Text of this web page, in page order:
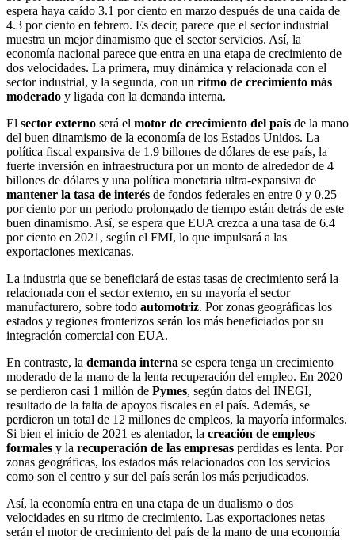
espera haya caído 3.1 por ciento en marzo después de una caída de
4.3 por ciento en febrero. Es decir, parece que el sector industrial
muestra un mejor dinamismo que el sector servicios. Así, la
economía nacional parece que entra en una etapa de crecimiento de
dos velocidades. La primera, muy dinámica y relacionada con el
sector industrial, y la segunda, con un ritmo de crecimiento más
moderado y ligada con la demanda interna.
El sector externo será el motor de crecimiento del país de la mano
del buen dinamismo de la economía de los Estados Unidos. La
política fiscal expansiva de 1.9 billones de dólares de ese país, la
fuerte inversión en infraestructura por un monto de alrededor de 4
billones de dólares y una política monetaria ultra-expansiva de
mantener la tasa de interés de fondos federales en entre 0 y 0.25
por ciento por un periodo prolongado de tiempo están detrás de este
buen dinamismo. Así, se espera que EUA crezca a una tasa de 6.4
por ciento en 2021, según el FMI, lo que impulsará a las
exportaciones mexicanas.
La industria que se beneficiará de estas tasas de crecimiento será la
relacionada con el sector externo, en su mayoría el sector
manufacturero, sobre todo automotriz. Por zonas geográficas los
estados y regiones fronterizos serán los más beneficiados por su
integración comercial con EUA.
En contraste, la demanda interna se espera tenga un crecimiento
moderado de la mano de la lenta recuperación del empleo. En 2020
se perdieron casi 1 millón de Pymes, según datos del INEGI,
resultado de la falta de apoyos fiscales en el país. Además, se
perdieron un total de 12 millones de empleos, la mayoría informales.
Si bien el inicio de 2021 es alentador, la creación de empleos
formales y la recuperación de las empresas perdidas es lenta. Por
zonas geográficas, los estados más relacionados con los servicios
como son el centro y sur del país serán los más perjudicados.
Así, la economía entra en una etapa de un dualismo o dos
velocidades en su ritmo de crecimiento. Las exportaciones netas
serán el motor de crecimiento del país de la mano de una economía